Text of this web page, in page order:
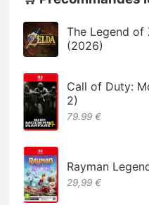
The Legend of
(2026)
Call of Duty:
2)
79.99 €
Rayman
29,99 €